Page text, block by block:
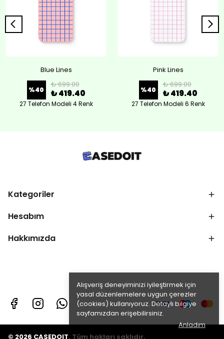
Alışveriş deneyiminizi iyileştirmek için
yasal düzenlemelere uygun çerezler
(cookies) kullanıyoruz. Detaylı bilgiye
sayfamızdan erişebilirsiniz.
Anladım
Blue Lines
%40
₺ 699.00
₺ 419.40
27 Telefon Modeli 4 Renk
Pink Lines
%40
₺ 699.00
₺ 419.40
27 Telefon Modeli 6 Renk
Kategoriler
Hesabım
Hakkımızda
© 2026 CASEDOIT. Tüm hakları saklıdır.